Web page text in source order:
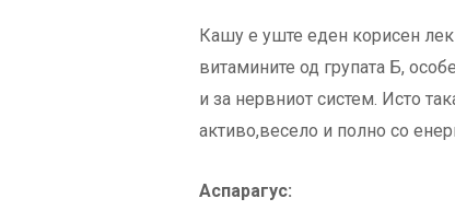
Кашу е уште еден корисен лек
витамините од групата Б,
и за нервниот систем. Исто
активо,весело и полно со
Аспарагус: